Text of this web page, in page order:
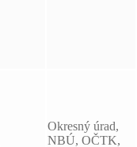
Okresný úrad,
NBÚ, OČTK,